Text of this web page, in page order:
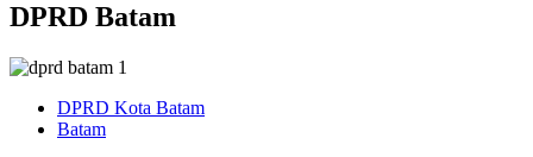
DPRD Batam
DPRD Kota Batam
Batam